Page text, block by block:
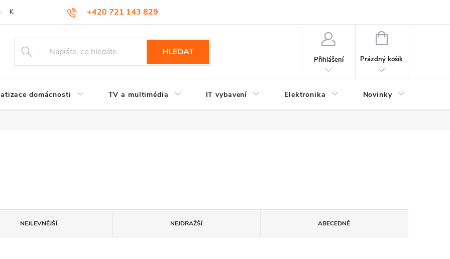
+420 721 143 829
Kontakty
HLEDAT
Přihlášení
NÁKUPNÍ
Prázdný košík
domácnosti TV a multimédia IT vybavení Elektronika Novinky
NEJLEVNĚJŠÍ NEJDRAŽŠÍ ABECEDNĚ